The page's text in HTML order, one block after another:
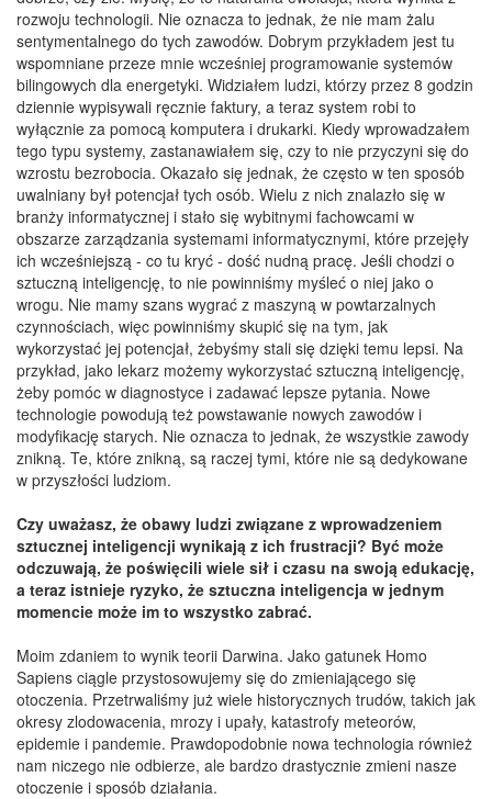
rozwoju technologii. Nie oznacza to jednak, że nie mam żalu
sentymentalnego do tych zawodów. Dobrym przykładem jest tu
wspomniane przeze mnie wcześniej programowanie systemów
bilingowych dla energetyki. Widziałem ludzi, którzy przez 8 godzin
dziennie wypisywali ręcznie faktury, a teraz system robi to
wyłącznie za pomocą komputera i drukarki. Kiedy wprowadzałem
tego typu systemy, zastanawiałem się, czy to nie przyczyni się do
wzrostu bezrobocia. Okazało się jednak, że często w ten sposób
uwalniany był potencjał tych osób. Wielu z nich znalazło się w
branży informatycznej i stało się wybitnymi fachowcami w
obszarze zarządzania systemami informatycznymi, które przejęły
ich wcześniejszą - co tu kryć - dość nudną pracę. Jeśli chodzi o
sztuczną inteligencję, to nie powinniśmy myśleć o niej jako o
wrogu. Nie mamy szans wygrać z maszyną w powtarzalnych
czynnościach, więc powinniśmy skupić się na tym, jak
wykorzystać jej potencjał, żebyśmy stali się dzięki temu lepsi. Na
przykład, jako lekarz możemy wykorzystać sztuczną inteligencję,
żeby pomóc w diagnostyce i zadawać lepsze pytania. Nowe
technologie powodują też powstawanie nowych zawodów i
modyfikację starych. Nie oznacza to jednak, że wszystkie zawody
znikną. Te, które znikną, są raczej tymi, które nie są dedykowane
w przyszłości ludziom.
Czy uważasz, że obawy ludzi związane z wprowadzeniem
sztucznej inteligencji wynikają z ich frustracji? Być może
odczuwają, że poświęcili wiele sił i czasu na swoją edukację,
a teraz istnieje ryzyko, że sztuczna inteligencja w jednym
momencie może im to wszystko zabrać.
Moim zdaniem to wynik teorii Darwina. Jako gatunek Homo
Sapiens ciągle przystosowujemy się do zmieniającego się
otoczenia. Przetrwaliśmy już wiele historycznych trudów, takich jak
okresy zlodowacenia, mrozy i upały, katastrofy meteorów,
epidemie i pandemie. Prawdopodobnie nowa technologia również
nam niczego nie odbierze, ale bardzo drastycznie zmieni nasze
otoczenie i sposób działania.